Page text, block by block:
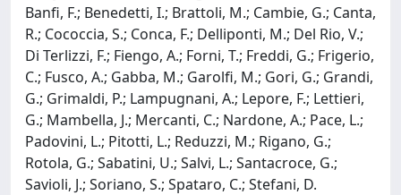
Banfi, F.; Benedetti, I.; Brattoli, M.; Cambie, G.; Canta,
R.; Cococcia, S.; Conca, F.; Delliponti, M.; Del Rio, V.;
Di Terlizzi, F.; Fiengo, A.; Forni, T.; Freddi, G.; Frigerio,
C.; Fusco, A.; Gabba, M.; Garolfi, M.; Gori, G.; Grandi,
G.; Grimaldi, P.; Lampugnani, A.; Lepore, F.; Lettieri,
G.; Mambella, J.; Mercanti, C.; Nardone, A.; Pace, L.;
Padovini, L.; Pitotti, L.; Reduzzi, M.; Rigano, G.;
Rotola, G.; Sabatini, U.; Salvi, L.; Santacroce, G.;
Savioli, J.; Soriano, S.; Spataro, C.; Stefani, D.